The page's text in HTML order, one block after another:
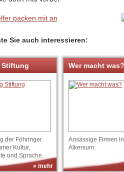
Sie auch interessieren:
Stiftung
der Föhringer
Kultur,
und Sprache.
» mehr
Wer macht was?
Ansässige Firmen in
Alkersum.